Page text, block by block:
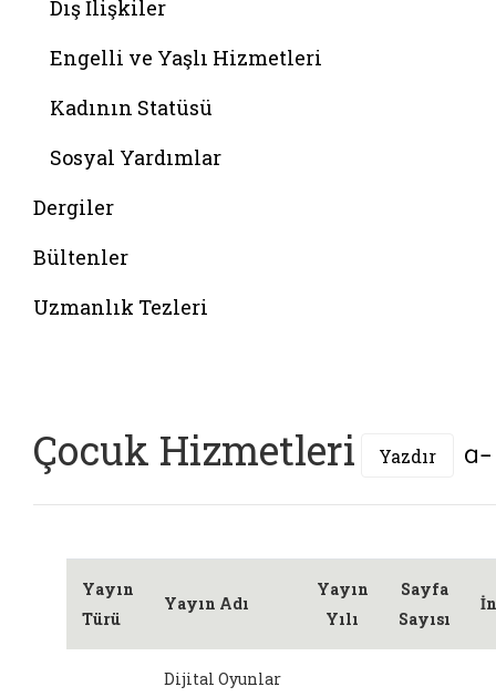
Dış İlişkiler
Engelli ve Yaşlı Hizmetleri
Kadının Statüsü
Sosyal Yardımlar
Dergiler
Bültenler
Uzmanlık Tezleri
Çocuk Hizmetleri Yazdır
Yayın
Türü
Yayın Adı
Yayın
Yılı
Sayfa
Sayısı
Dijital Oyunlar